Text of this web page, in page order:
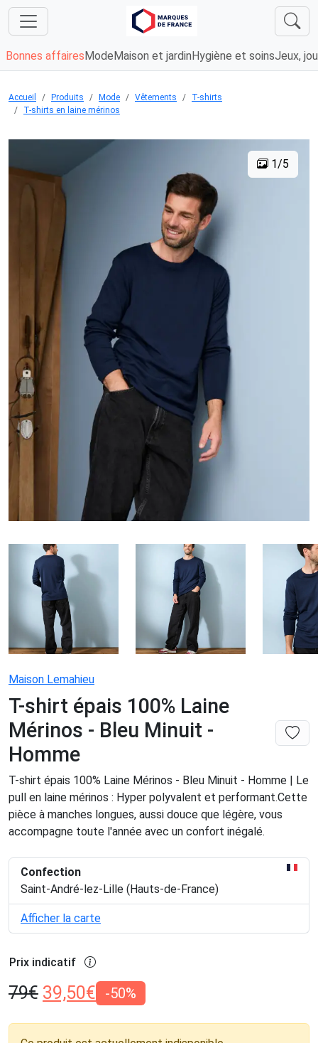
Bonnes affaires Mode Maison et jardin Hygiène et soinsJeux,
Accueil Produits Mode Vêtements
T-shirts
T-shirts en laine mérinos
1/5
Maison Lemahieu
T-shirt épais 100% Laine
Mérinos - Bleu Minuit -
Homme
T-shirt épais 100% Laine Mérinos - Bleu Minuit - Homme | Le
pull en laine mérinos : Hyper polyvalent et performant.Cette
pièce à manches longues, aussi douce que légère, vous
accompagne toute l'année avec un confort inégalé.
Confection
Saint-André-lez-Lille (Hauts-de-France)
Afficher la carte
Prix indicatif
79€ 39,50€ -50%